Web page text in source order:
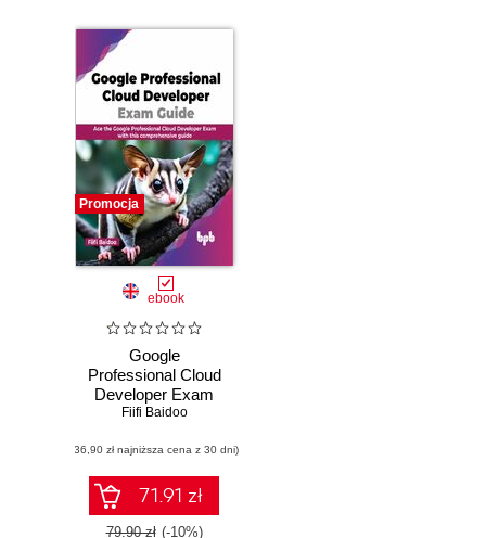
Promocja
ebook
Google
Professional Cloud
Developer Exam
Guide
Fiifi Baidoo
(36,90 zł najniższa cena z 30 dni)
71.91 zł
79.90 zł (-10%)